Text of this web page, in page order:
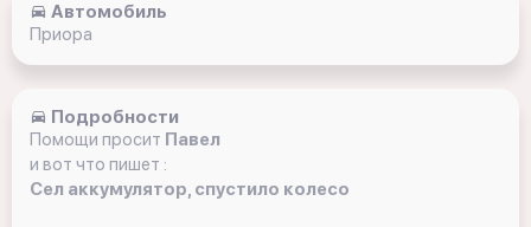
Автомобиль
Приора
Подробности
Помощи просит Павел
и вот что пишет :
Сел аккумулятор, спустило колесо